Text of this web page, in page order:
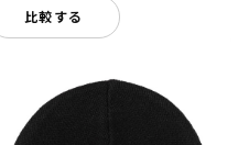
比較する